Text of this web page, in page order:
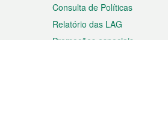
Consulta de Políticas
Relatório das LAG
Promoções especiais